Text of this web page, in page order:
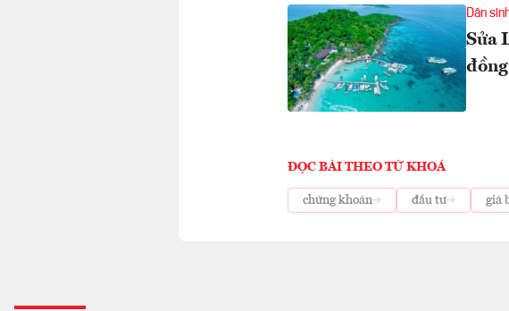
Dân
Sửa
ĐỌC BÀI THEO TỪ KHOÁ
chứng khoán đầu tư giá